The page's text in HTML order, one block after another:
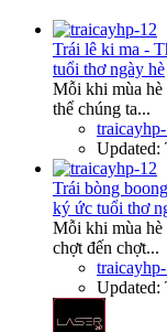
Trái lê ki ma -
tuổi thơ ngày hè
Mỗi khi mùa hè
thể chúng ta...
Updated:
Trái bòng
ký ức tuổi thơ
Mỗi khi mùa hè
chợt đến chợt...
Updated: